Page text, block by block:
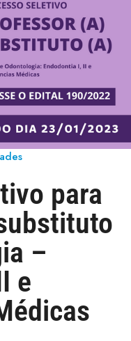
para
–
e